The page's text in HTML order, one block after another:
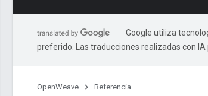
Google utiliza
preferido. Las traducciones realizadas con IA
OpenWeave Referencia